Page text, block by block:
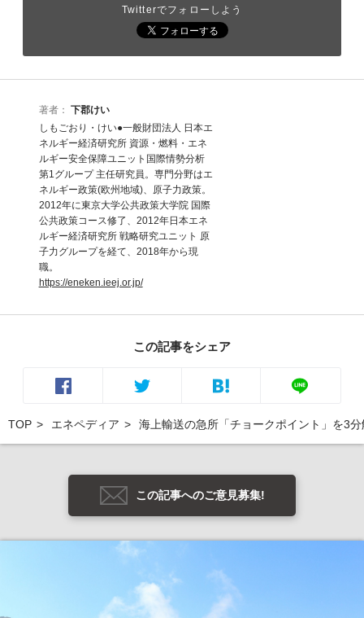
Twitterでフォローしよう
著者： 下郡けい
しもごおり・けい●一般財団法人 日本エ
ネルギー経済研究所 資源・燃料・エネ
ルギー安全保障ユニット国際情勢分析
第1グループ 主任研究員。専門分野はエ
ネルギー政策(欧州地域)、原子力政策。
2012年に東京大学公共政策大学院 国際
公共政策コース修了、2012年日本エネ
ルギー経済研究所 戦略研究ユニット 原
子力グループを経て、2018年から現
職。
https://eneken.ieej.or.jp/
この記事をシェア
TOP エネペディア 海上輸送の急所「チョークポイント」を3
この記事へのご意見募集!